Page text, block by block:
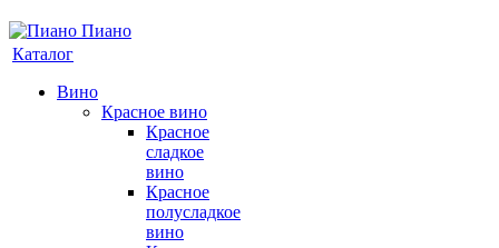
Каталог
Вино
Красное вино
Красное
сладкое
вино
Красное
полусладкое
вино